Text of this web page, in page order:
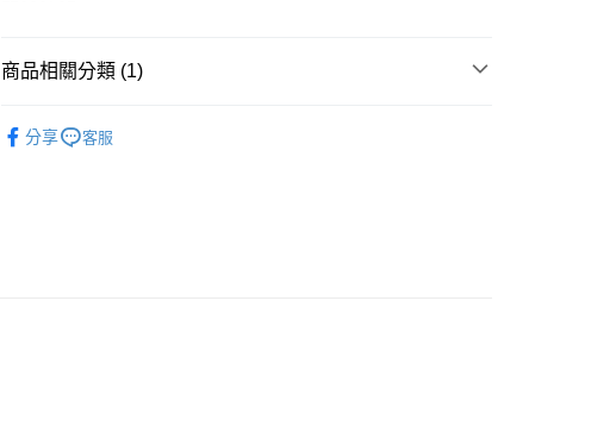
街口支付
商品相關分類 (1)
分享
客服